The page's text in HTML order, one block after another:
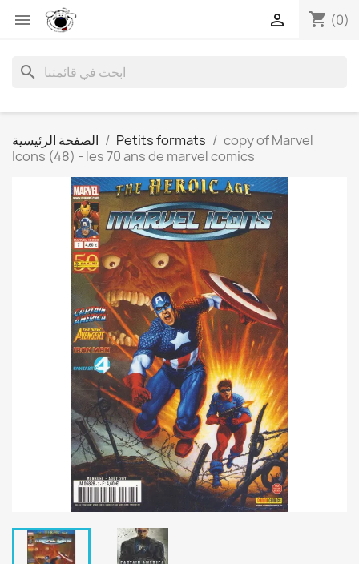
 shopping_cart (0)

search
الصفحة الرئيسية Petits formats
copy of Marvel
Icons (48) - les 70 ans de marvel comics